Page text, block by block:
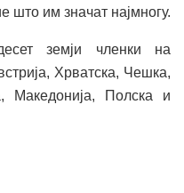
што им значат најмногу.
земји членки на
Хрватска, Чешка,
Македонија, Полска и